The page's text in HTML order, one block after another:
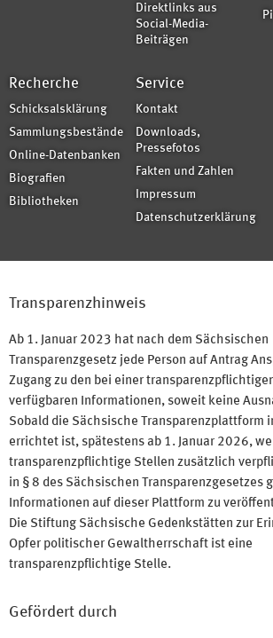
Direktlinks aus
Social-Media-
Beiträgen
Recherche
Schicksalsklärung
Sammlungsbestände
Online-Datenbanken
Biografien
Bibliotheken
Service
Kontakt
Downloads,
Pressefotos
Fakten und Zahlen
Impressum
Datenschutzerklärung
Transparenzhinweis
Ab 1. Januar 2023 hat nach dem Sächsischen
Transparenzgesetz jede Person auf Antrag
Zugang zu den bei einer
verfügbaren Informationen, soweit keine
Sobald die Sächsische Transparenzplattform
errichtet ist, spätestens ab 1. Januar 2026,
transparenzpflichtige Stellen zusätzlich
in § 8 des Sächsischen Transparenzgesetzes
Informationen auf dieser Plattform zu
Die Stiftung Sächsische Gedenkstätten zur
Opfer politischer Gewaltherrschaft ist eine
transparenzpflichtige Stelle.
Gefördert durch